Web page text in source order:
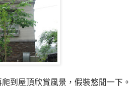
到屋頂欣賞風景，假裝悠閒一下。